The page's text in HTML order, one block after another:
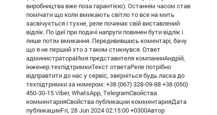
виробництва вже поза гарантією). Останнім часом став
помічати що коли вмикають світло то все на мить
засвічується і тухне, реле починає свій виставлений
відлік. По ідеї при подачі напруги повинен бути відлік і
лише потім вмикання. Передивившись коментарі, бачу
що я не перший хто з таким стикнувся. Ответ
администратораИмя представителя компанииАндрій,
інженер техпідтримкиТекст ответаРеле потрібно
відправтити до нас у сервіс, зверніться будь ласка до
техпідтримки за номером: +38 (067) 328-09-88 +38 (050)
450-30-15 Viber, WhatsApp, ТelegramСвойства
комментарияСвойства публикации комментарияДата
публикацииFri, 28 Jun 2024 02:15:00 +0300Автор